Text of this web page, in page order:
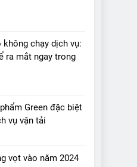
chạy dịch vụ:
ra mắt ngay trong
Green đặc biệt
vụ vận tải
vọt vào năm 2024